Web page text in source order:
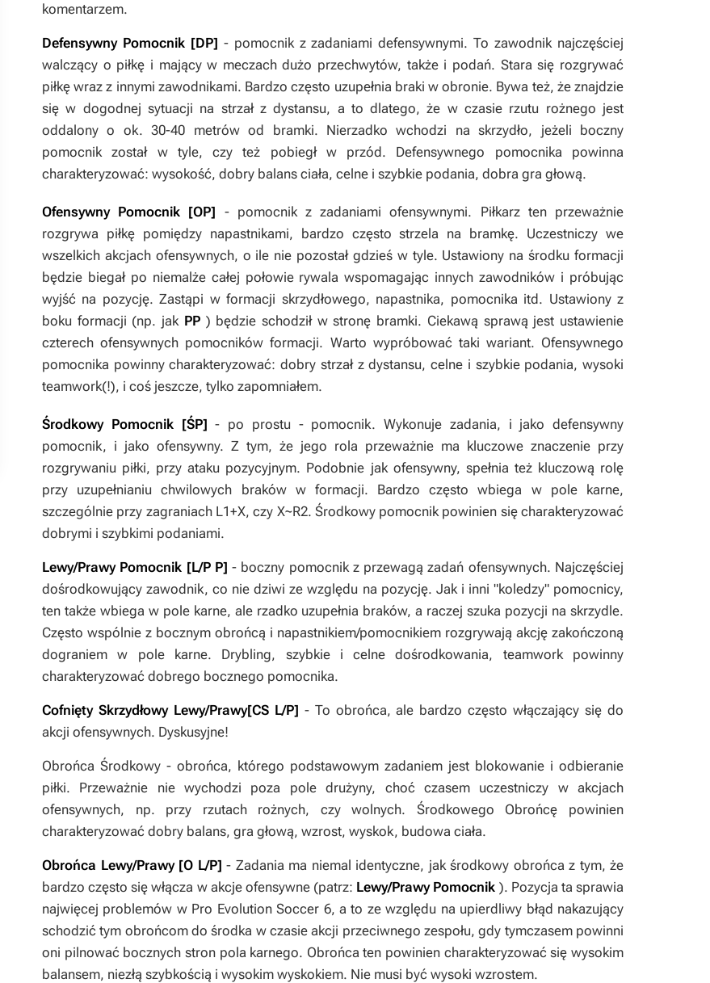
komentarzem.
Defensywny Pomocnik [DP] - pomocnik z zadaniami defensywnymi. To zawodnik najczęściej
walczący o piłkę i mający w meczach dużo przechwytów, także i podań. Stara się rozgrywać
piłkę wraz z innymi zawodnikami. Bardzo często uzupełnia braki w obronie. Bywa też, że znajdzie
się w dogodnej sytuacji na strzał z dystansu, a to dlatego, że w czasie rzutu rożnego jest
oddalony o ok. 30-40 metrów od bramki. Nierzadko wchodzi na skrzydło, jeżeli boczny
pomocnik został w tyle, czy też pobiegł w przód. Defensywnego pomocnika powinna
charakteryzować: wysokość, dobry balans ciała, celne i szybkie podania, dobra gra głową.
Ofensywny Pomocnik [OP] - pomocnik z zadaniami ofensywnymi. Piłkarz ten przeważnie
rozgrywa piłkę pomiędzy napastnikami, bardzo często strzela na bramkę. Uczestniczy we
wszelkich akcjach ofensywnych, o ile nie pozostał gdzieś w tyle. Ustawiony na środku formacji
będzie biegał po niemalże całej połowie rywala wspomagając innych zawodników i próbując
wyjść na pozycję. Zastąpi w formacji skrzydłowego, napastnika, pomocnika itd. Ustawiony z
boku formacji (np. jak PP ) będzie schodził w stronę bramki. Ciekawą sprawą jest ustawienie
czterech ofensywnych pomocników formacji. Warto wypróbować taki wariant. Ofensywnego
pomocnika powinny charakteryzować: dobry strzał z dystansu, celne i szybkie podania, wysoki
teamwork(!), i coś jeszcze, tylko zapomniałem.
Środkowy Pomocnik [ŚP]- po prostu - pomocnik. Wykonuje zadania, i jako defensywny
pomocnik, i jako ofensywny. Z tym, że jego rola przeważnie ma kluczowe znaczenie przy
rozgrywaniu piłki, przy ataku pozycyjnym. Podobnie jak ofensywny, spełnia też kluczową rolę
przy uzupełnianiu chwilowych braków w formacji. Bardzo często wbiega w pole karne,
szczególnie przy zagraniach L1+X, czy X~R2. Środkowy pomocnik powinien się charakteryzować
dobrymi i szybkimi podaniami.
Lewy/Prawy Pomocnik [L/P P] - boczny pomocnik z przewagą zadań ofensywnych. Najczęściej
dośrodkowujący zawodnik, co nie dziwi ze względu na pozycję. Jak i inni "koledzy" pomocnicy,
ten także wbiega w pole karne, ale rzadko uzupełnia braków, a raczej szuka pozycji na skrzydle.
Często wspólnie z bocznym obrońcą i napastnikiem/pomocnikiem rozgrywają akcję zakończoną
dograniem w pole karne. Drybling, szybkie i celne dośrodkowania, teamwork powinny
charakteryzować dobrego bocznego pomocnika.
Cofnięty Skrzydłowy Lewy/Prawy[CS L/P] - To obrońca, ale bardzo często włączający się do
akcji ofensywnych. Dyskusyjne!
Obrońca Środkowy - obrońca, którego podstawowym zadaniem jest blokowanie i odbieranie
piłki. Przeważnie nie wychodzi poza pole drużyny, choć czasem uczestniczy w akcjach
ofensywnych, np. przy rzutach rożnych, czy wolnych. Środkowego Obrońcę powinien
charakteryzować dobry balans, gra głową, wzrost, wyskok, budowa ciała.
Obrońca Lewy/Prawy [O L/P] - Zadania ma niemal identyczne, jak środkowy obrońca z tym, że
bardzo często się włącza w akcje ofensywne (patrz: Lewy/Prawy Pomocnik ). Pozycja ta sprawia
najwięcej problemów w Pro Evolution Soccer 6, a to ze względu na upierdliwy błąd nakazujący
schodzić tym obrońcom do środka w czasie akcji przeciwnego zespołu, gdy tymczasem powinni
oni pilnować bocznych stron pola karnego. Obrońca ten powinien charakteryzować się wysokim
balansem, niezłą szybkością i wysokim wyskokiem. Nie musi być wysoki wzrostem.